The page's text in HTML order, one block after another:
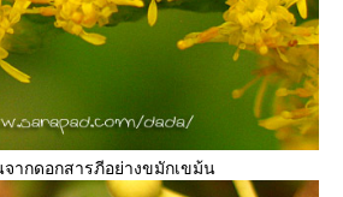
จากดอกสารภีอย่างขมักเขม้น